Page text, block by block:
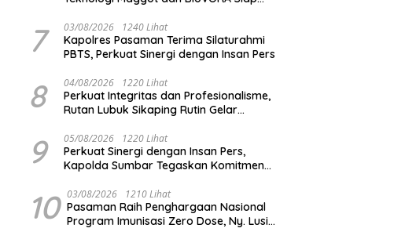
7 03/08/2026 1240 Lihat
Kapolres Pasaman Terima Silaturahmi
PBTS, Perkuat Sinergi dengan Insan Pers
8 04/08/2026 1220 Lihat
Perkuat Integritas dan Profesionalisme,
Rutan Lubuk Sikaping Rutin Gelar
Kualitas Pelayanan
9 05/08/2026 1220 Lihat
Perkuat Sinergi dengan Insan Pers,
Kapolda Sumbar Tegaskan Komitmen
institusi Polri
10 03/08/2026 1210 Lihat
Pasaman Raih Penghargaan Nasional
Program Imunisasi Zero Dose, Ny. Lusi